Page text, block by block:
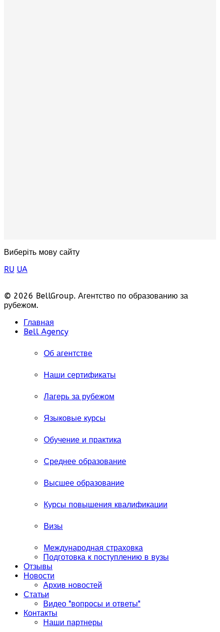
Виберіть мову сайту
RU UA
© 2026 BellGroup. Агентство по образованию за
рубежом.
Главная
Bell Agency
Об агентстве
Наши сертификаты
Лагерь за рубежом
Языковые курсы
Обучение и практика
Среднее образование
Высшее образование
Курсы повышения квалификации
Визы
Международная страховка
Подготовка к поступлению в вузы
Отзывы
Новости
Архив новостей
Статьи
Видео "вопросы и ответы"
Контакты
Наши партнеры